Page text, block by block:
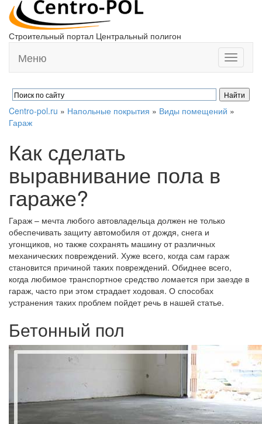
Строительный портал Центральный полигон
Toggle
Меню
Centro-pol.ru » Напольные покрытия » Виды помещений »
Гараж
Как сделать
выравнивание пола в
гараже?
Гараж – мечта любого автовладельца должен не только
обеспечивать защиту автомобиля от дождя, снега и
угонщиков, но также сохранять машину от различных
механических повреждений. Хуже всего, когда сам гараж
становится причиной таких повреждений. Обиднее всего,
когда любимое транспортное средство ломается при заезде в
гараж, часто при этом страдает ходовая. О способах
устранения таких проблем пойдет речь в нашей статье.
Бетонный пол